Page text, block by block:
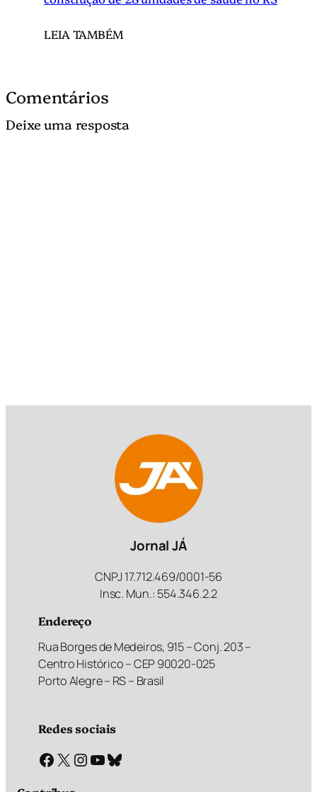
LEIA TAMBÉM
Comentários
Deixe uma resposta
Jornal JÁ
CNPJ 17.712.469/0001-56
Insc. Mun.: 554.346.2.2
Endereço
Rua Borges de Medeiros, 915 – Conj. 203 –
Centro Histórico – CEP 90020-025
Porto Alegre – RS – Brasil
Redes sociais
Facebook X Instagram Youtube Bluesky